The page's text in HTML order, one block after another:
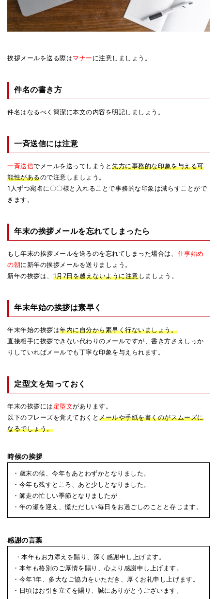
挨拶メールを送る際はマナーに注意しましょう。
件名の書き方
件名はなるべく簡潔に本文の内容を明記しましょう。
一斉送信には注意
一斉送信でメールを送ってしまうと先方に事務的な印象を与える可
能性があるので注意しましょう。
1人ずつ宛名に〇〇様と入れることで事務的な印象は減らすことがで
きます。
年末の挨拶メールを忘れてしまったら
もし年末の挨拶メールを送るのを忘れてしまった場合は、 仕事始め
の朝に新年の挨拶メールを送りましょう。
新年の挨拶は、 1月7日を越えないように注意しましょう。
年末年始の挨拶は素早く
年末年始の挨拶は年内に自分から素早く行ないましょう。
直接相手に挨拶できない代わりのメールですが、書き方さえしっか
りしていればメールでも丁寧な印象を与えられます。
定型文を知っておく
年末の挨拶には定型文があります。
以下のフレーズを覚えておくとメールや手紙を書くのがスムーズに
なるでしょう。
時候の挨拶
・歳末の候、今年もあとわずかとなりました。
・今年も残すところ、あと少しとなりました。
・師走の忙しい季節となりましたが
・年の瀬を迎え、慌ただしい毎日をお過ごしのことと存じます。
感謝の言葉
・本年もお力添えを賜り、深く感謝申し上げます。
・本年も格別のご厚情を賜り、心より感謝申し上げます。
・今年1年、多大なご協力をいただき、厚くお礼申し上げます。
・日頃はお引き立てを賜り、誠にありがとうございます。